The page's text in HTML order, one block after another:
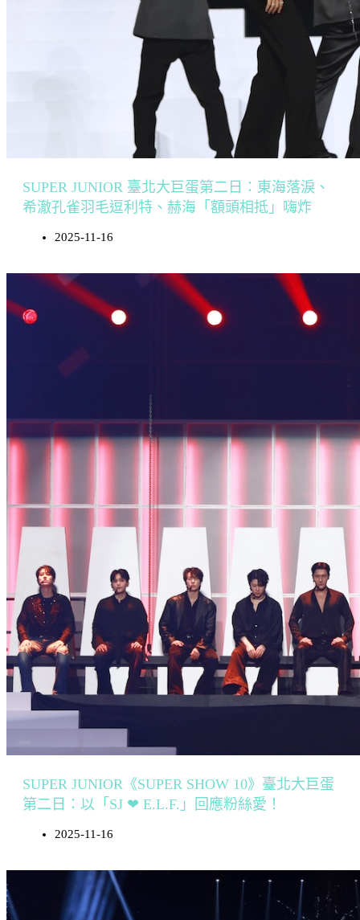
SUPER JUNIOR 臺北大巨蛋第二日：東海落淚、
希澈孔雀羽毛逗利特、赫海「額頭相抵」嗨炸
2025-11-16
SUPER JUNIOR《SUPER SHOW 10》臺北大巨蛋
第二日：以「SJ ❤ E.L.F.」回應粉絲愛！
2025-11-16